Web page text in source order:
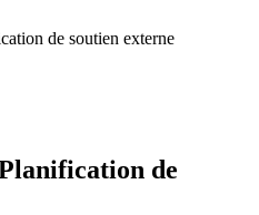
de soutien externe
de